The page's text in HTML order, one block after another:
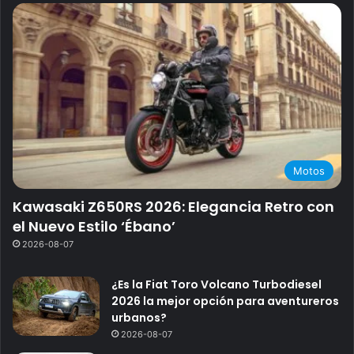
Motos
Kawasaki Z650RS 2026: Elegancia Retro con
el Nuevo Estilo ‘Ébano’
2026-08-07
¿Es la Fiat Toro Volcano Turbodiesel
2026 la mejor opción para aventureros
urbanos?
2026-08-07